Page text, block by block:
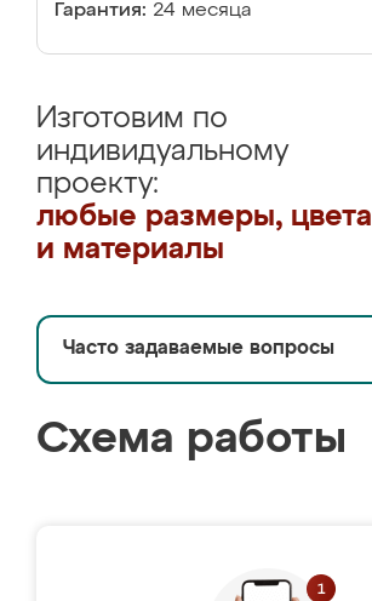
Гарантия: 24 месяца
Изготовим по
индивидуальному
проекту:
любые размеры, цвета
и материалы
Часто задаваемые вопросы
Схема работы